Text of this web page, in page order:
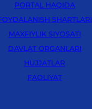
PORTAL HAQIDA
SHARTLARI
MAXFIYLIK SIYOSATI
DAVLAT ORGANLARI
HUJJATLAR
FAOLIYAT